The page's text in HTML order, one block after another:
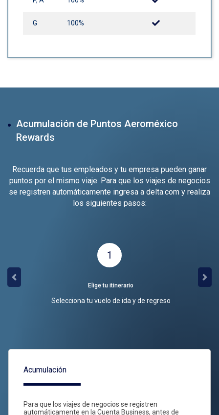
G 100%
Acumulación de Puntos Aeroméxico
Rewards
Recuerda que tus empleados y tu empresa pueden ganar
puntos por el mismo viaje. Para que los viajes de negocios
se registren automáticamente ingresa a delta.com y realiza
los siguientes pasos:
Elige tu itinerario
Selecciona tu vuelo de ida y de regreso
Previous
Acumulación